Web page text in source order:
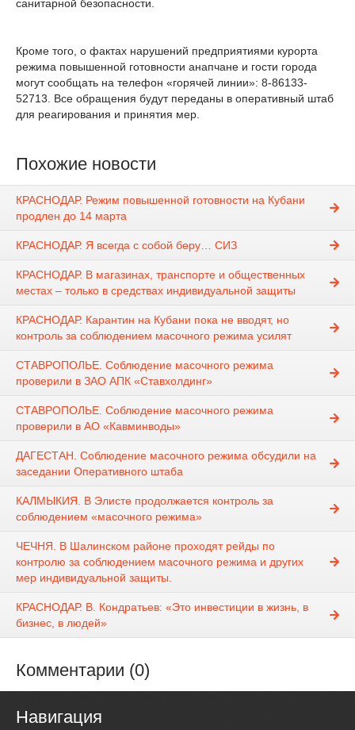
санитарной безопасности.
Кроме того, о фактах нарушений предприятиями курорта
режима повышенной готовности анапчане и гости города
могут сообщать на телефон «горячей линии»: 8-86133-
52713. Все обращения будут переданы в оперативный штаб
для реагирования и принятия мер.
Похожие новости
КРАСНОДАР. Режим повышенной готовности на Кубани
продлен до 14 марта
КРАСНОДАР. Я всегда с собой беру… СИЗ
КРАСНОДАР. В магазинах, транспорте и общественных
местах – только в средствах индивидуальной защиты
КРАСНОДАР. Карантин на Кубани пока не вводят, но
контроль за соблюдением масочного режима усилят
СТАВРОПОЛЬЕ. Соблюдение масочного режима
проверили в ЗАО АПК «Ставхолдинг»
СТАВРОПОЛЬЕ. Соблюдение масочного режима
проверили в АО «Кавминводы»
ДАГЕСТАН. Соблюдение масочного режима обсудили на
заседании Оперативного штаба
КАЛМЫКИЯ. В Элисте продолжается контроль за
соблюдением «масочного режима»
ЧЕЧНЯ. В Шалинском районе проходят рейды по
контролю за соблюдением масочного режима и других
мер индивидуальной защиты.
КРАСНОДАР. В. Кондратьев: «Это инвестиции в жизнь, в
бизнес, в людей»
Комментарии (0)
Навигация